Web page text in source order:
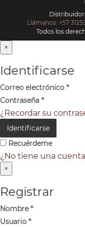
Llámanos: +57
Todos los
×
Identificarse
Correo electrónico *
Contraseña *
¿Recordar su
Identificarse
Recuérdeme
¿No tiene una
×
Registrar
Nombre*
Usuario *